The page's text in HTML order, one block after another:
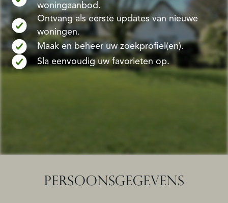
woningaanbod.
Ontvang als eerste updates van nieuwe
woningen.
Maak en beheer uw zoekprofiel(en).
Sla eenvoudig uw favorieten op.
PERSOONSGEGEVENS